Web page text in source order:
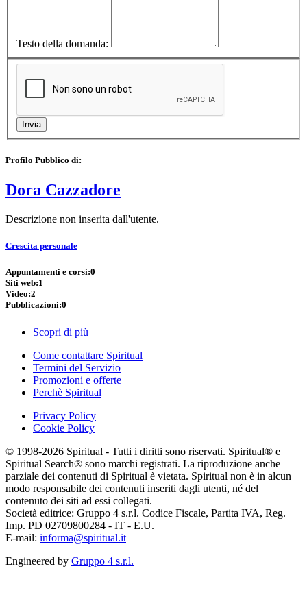
Testo della domanda:
Profilo Pubblico di:
Dora Cazzadore
Descrizione non inserita dall'utente.
Crescita personale
Appuntamenti e corsi:0
Siti web:1
Video:2
Pubblicazioni:0
Scopri di più
Come contattare Spiritual
Termini del Servizio
Promozioni e offerte
Perchè Spiritual
Privacy Policy
Cookie Policy
© 1998-2026 Spiritual - Tutti i diritti sono riservati. Spiritual® e
Spiritual Search® sono marchi registrati. La riproduzione anche
parziale dei contenuti di Spiritual è vietata. Spiritual non è in alcun
modo responsabile dei contenuti inseriti dagli utenti, né del
contenuto dei siti ad essi collegati.
Società editrice: Gruppo 4 s.r.l. Codice Fiscale, Partita IVA, Reg.
Imp. PD 02709800284 - IT - E.U.
E-mail: informa@spiritual.it
Engineered by Gruppo 4 s.r.l.